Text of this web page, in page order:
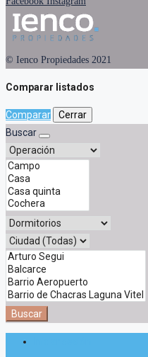
© Ienco Propiedades 2021
Comparar listados
Comparar
Cerrar
Buscar
Buscar